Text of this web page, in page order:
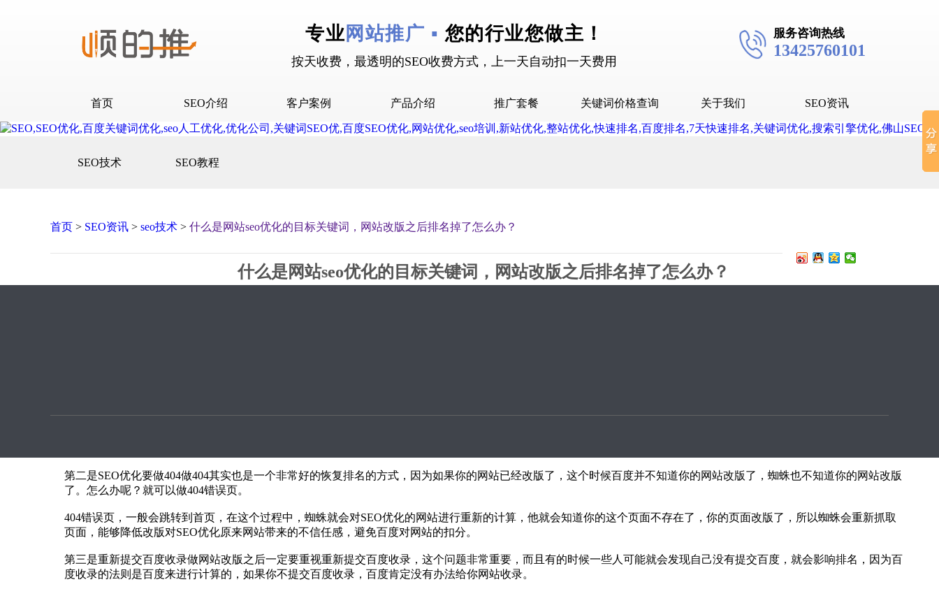
专业 网站推广 ▪ 您的行业您做主！
按天收费，最透明的SEO收费方式，上一天自动扣一天费用
服务咨询热线
13425760101
首页 SEO介绍
合作流程
客户案例
网站建设案例
产品介绍 推广套餐 关键词价格查询 关于我们 SEO资讯
SEO技术 SEO教程
首页 > SEO资讯 > seo技术 > 什么是网站seo优化的目标关键词，网站改版之后排名掉了怎么办？
什么是网站seo优化的目标关键词，网站改版之后排名掉了怎么办？
第二是SEO优化要做404做404其实也是一个非常好的恢复排名的方式，因为如果你的网站已经改版了，这个时候百度并不知道你的网站改版了，蜘蛛也不知道你的网站改版
了。怎么办呢？就可以做404错误页。
404错误页，一般会跳转到首页，在这个过程中，蜘蛛就会对SEO优化的网站进行重新的计算，他就会知道你的这个页面不存在了，你的页面改版了，所以蜘蛛会重新抓取
页面，能够降低改版对SEO优化原来网站带来的不信任感，避免百度对网站的扣分。
第三是重新提交百度收录做网站改版之后一定要重视重新提交百度收录，这个问题非常重要，而且有的时候一些人可能就会发现自己没有提交百度，就会影响排名，因为百
度收录的法则是百度来进行计算的，如果你不提交百度收录，百度肯定没有办法给你网站收录。